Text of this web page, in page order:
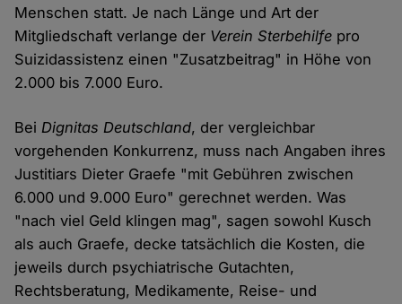
Menschen statt. Je nach Länge und Art der
Mitgliedschaft verlange der Verein Sterbehilfe pro
Suizidassistenz einen "Zusatzbeitrag" in Höhe von
2.000 bis 7.000 Euro.
BeiDignitas Deutschland, der vergleichbar
vorgehenden Konkurrenz, muss nach Angaben ihres
Justitiars Dieter Graefe "mit Gebühren zwischen
6.000 und 9.000 Euro" gerechnet werden. Was
"nach viel Geld klingen mag", sagen sowohl Kusch
als auch Graefe, decke tatsächlich die Kosten, die
jeweils durch psychiatrische Gutachten,
Rechtsberatung, Medikamente, Reise- und